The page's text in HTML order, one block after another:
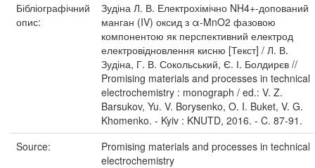
Бібліографічний
опис:
Зудіна Л. В. Електрохімічно NH4+-допований
манган (IV) оксид з α-MnO2 фазовою
компонентою як перспективний електрод
електровідновлення кисню [Текст] / Л. В.
Зудіна, Г. В. Сокольський, Є. І. Болдирєв //
Promising materials and processes in technical
electrochemistry : monograph / ed.: V. Z.
Barsukov, Yu. V. Borysenko, O. I. Buket, V. G.
Khomenko. - Kyiv : KNUTD, 2016. - C. 87-91.
Source:
Promising materials and processes in technical
electrochemistry